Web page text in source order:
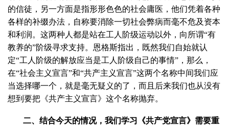
的信徒，另一方面是指形形色色的社会庸医，他们凭着各种
各样的补缀办法，自称要消除一切社会弊病而毫不危及资本
和利润。这两种人都是站在工人阶级运动以外，向所谓“有
教养的”阶级寻求支持。恩格斯指出，既然我们自始就认
定“工人阶级的解放应当是工人阶级自己的事情”，那么，
在“社会主义宣言”和“共产主义宣言”这两个名称中间我们应
当选择哪一个，就是毫无疑义的了，而且后来我们也从没有
想到要把《共产主义宣言》这个名称抛弃。
二、结合今天的情况，我们学习《共产党宣言》需要重